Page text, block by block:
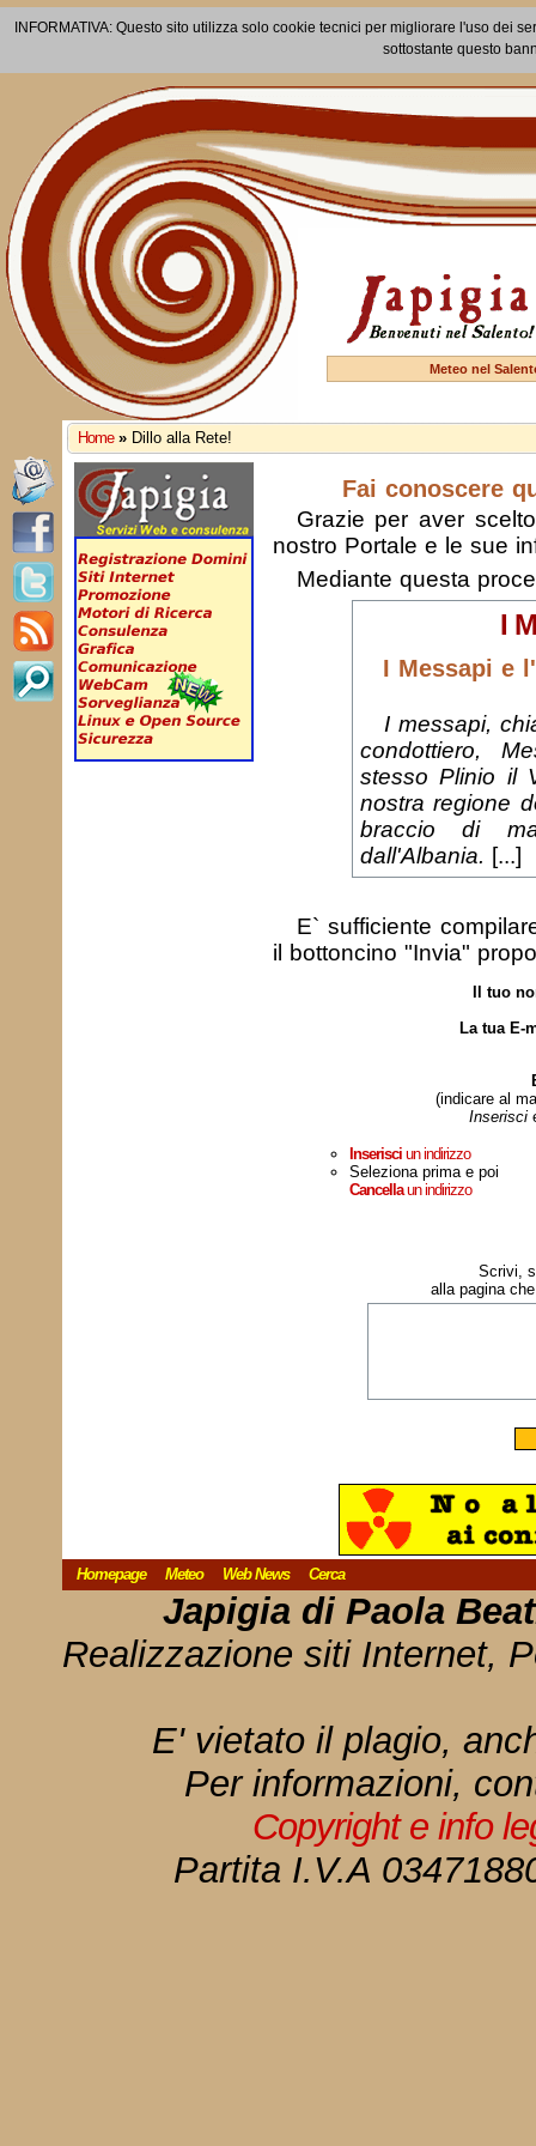
INFORMATIVA: Questo sito utilizza solo cookie tecnici per migliorare l'uso dei
sottostante questo
Meteo nel
Home » Dillo alla Rete!
Fai conoscere
Grazie per aver
nostro Portale e le sue
Mediante questa
I
I Messapi e
I messapi,
condottiero,
stesso Plinio il
nostra regione
braccio di
dall'Albania. [...]
E` sufficiente
il bottoncino "Invia"
Il tuo
La tua E-
(indicare al
Inserisci
Inserisciun indirizzo
Seleziona prima e poi
Cancellaun indirizzo
Scrivi,
alla pagina
Homepage Meteo Web News Cerca
Japigia di Paola
Realizzazione siti Internet,
E' vietato il plagio,
Per informazioni,
Copyright e info
Partita I.V.A